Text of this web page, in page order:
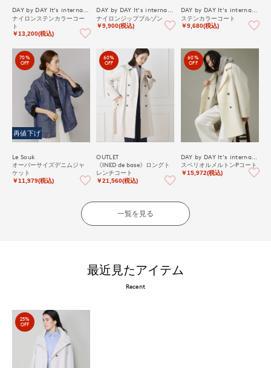
ナイロンステンカラーコー
ト
￥13,200(税込)
ナイロンジップブルゾン
￥9,900(税込)
ステンカラーコート
￥9,680(税込)
70%
OFF
再値下げ
Le Souk
オーバーサイズデニムジャ
ケット
￥11,979(税込)
60%
OFF
OUTLET
《INED de base》ロングト
レンチコート
￥21,560(税込)
60%
OFF
スペリオルメルトンPコート
￥15,972(税込)
一覧を見る
最近見たアイテム
Recent
25%
OFF